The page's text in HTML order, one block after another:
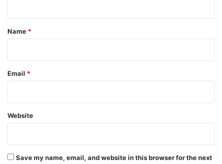
*
Name *
Email *
Website
Save my name, email, and website in this browser for the next